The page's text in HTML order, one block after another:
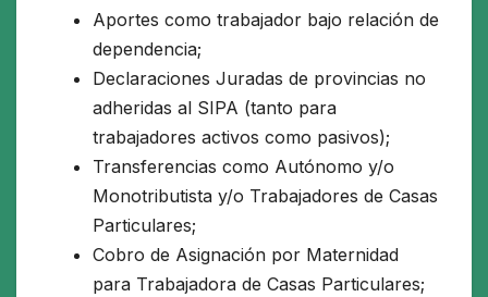
Aportes como trabajador bajo relación de
dependencia;
Declaraciones Juradas de provincias no
adheridas al SIPA (tanto para
trabajadores activos como pasivos);
Transferencias como Autónomo y/o
Monotributista y/o Trabajadores de Casas
Particulares;
Cobro de Asignación por Maternidad
para Trabajadora de Casas Particulares;